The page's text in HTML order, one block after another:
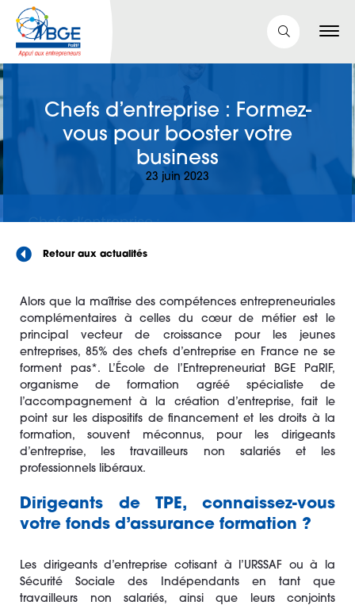
Chefs d’entreprise : Formez-
vous pour booster votre
business
23 juin 2023
Retour aux actualités
Alors que la maîtrise des compétences entrepreneuriales
complémentaires à celles du cœur de métier est le
principal vecteur de croissance pour les jeunes
entreprises, 85% des chefs d’entreprise en France ne se
forment pas*. L’École de l’Entrepreneuriat BGE PaRIF,
organisme de formation agréé spécialiste de
l’accompagnement à la création d’entreprise, fait le
point sur les dispositifs de financement et les droits à la
formation, souvent méconnus, pour les dirigeants
d’entreprise, les travailleurs non salariés et les
professionnels libéraux.
Dirigeants de TPE, connaissez-vous
votre fonds d’assurance formation ?
Les dirigeants d’entreprise cotisant à l’URSSAF ou à la
Sécurité Sociale des Indépendants en tant que
travailleurs non salariés, ainsi que leurs conjoints